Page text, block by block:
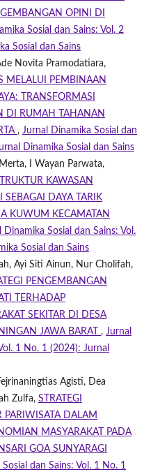
OPINI DI
Sosial dan Sains: Vol. 2
Sosial dan Sains
Novita Pramodatiara,
MELALUI PEMBINAAN
TRANSFORMASI
DI RUMAH TAHANAN
, Jurnal Dinamika Sosial dan
Dinamika Sosial dan Sains
I Wayan Parwata,
KAWASAN
SEBAGAI DAYA TARIK
KUWUM KECAMATAN
Dinamika Sosial dan Sains: Vol.
Sosial dan Sains
Ayi Siti Ainun, Nur Cholifah,
PENGEMBANGAN
TERHADAP
SEKITAR DI DESA
JAWA BARAT , Jurnal
1 No. 1 (2024): Jurnal
Agisti, Dea
Zulfa, STRATEGI
PARIWISATA DALAM
MASYARAKAT PADA
GOA SUNYARAGI
dan Sains: Vol. 1 No. 1